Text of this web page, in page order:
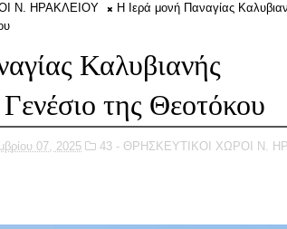
Ν. ΗΡΑΚΛΕΙΟΥ
Η Ιερά μονή Παναγίας
Καλυβιανής
της Θεοτόκου
07, 2025 43 - ΘΡΗΣΚΕΥΤΙΚΟΙ ΧΩΡΟΙ Ν.